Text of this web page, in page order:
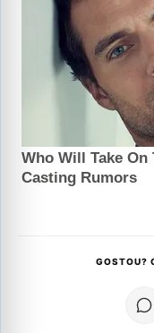
GOSTOU?